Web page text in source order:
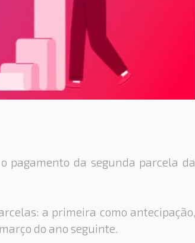
pagamento da segunda parcela da
a primeira como antecipação,
do ano seguinte.